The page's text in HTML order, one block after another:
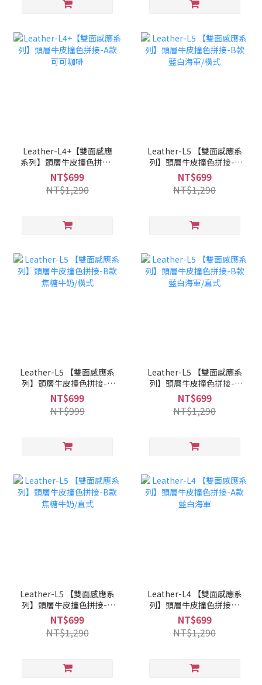
Leather-L4+【雙面感應
系列】頭層牛皮撞色拼接-
A款 可可咖啡
NT$699
NT$1,290
Leather-L5 【雙面感應系
列】頭層牛皮撞色拼接-B
款 藍白海軍/橫式
NT$699
NT$1,290
Leather-L5 【雙面感應系
列】頭層牛皮撞色拼接-B
款 焦糖牛奶/橫式
NT$699
NT$999
Leather-L5 【雙面感應系
列】頭層牛皮撞色拼接-B
款 藍白海軍/直式
NT$699
NT$1,290
Leather-L5 【雙面感應系
列】頭層牛皮撞色拼接-B
款 焦糖牛奶/直式
NT$699
NT$1,290
Leather-L4 【雙面感應系
列】頭層牛皮撞色拼接-A
款 藍白海軍
NT$699
NT$1,290